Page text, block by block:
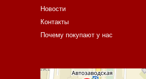
Новости
Контакты
Почему покупают у нас